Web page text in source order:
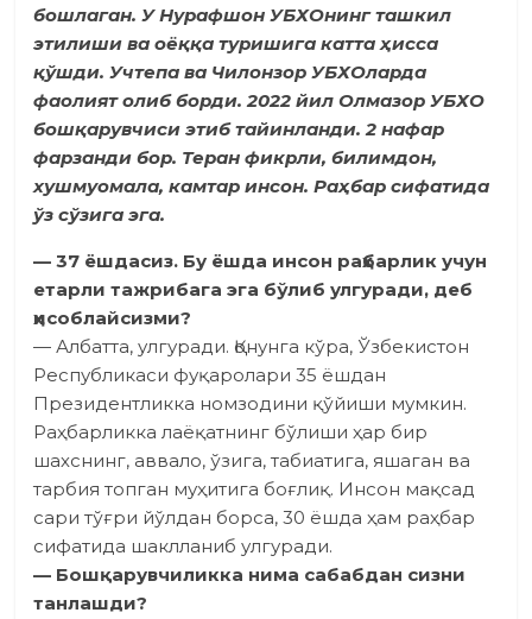
бошлаган. У Нурафшон УБХОнинг ташкил
этилиши ва оёққа туришига катта ҳисса
қўшди. Учтепа ва Чилонзор УБХОларда
фаолият олиб борди. 2022 йил Олмазор УБХО
бошқарувчиси этиб тайинланди. 2 нафар
фарзанди бор. Теран фикрли, билимдон,
хушмуомала, камтар инсон. Раҳбар сифатида
ўз сўзига эга.
— 37 ёшдасиз. Бу ёшда инсон раҳбарлик учун
етарли тажрибага эга бўлиб улгуради, деб
ҳисоблайсизми?
— Албатта, улгуради. Қонунга кўра, Ўзбекистон
Республикаси фуқаролари 35 ёшдан
Президентликка номзодини қўйиши мумкин.
Раҳбарликка лаёқатнинг бўлиши ҳар бир
шахснинг, аввало, ўзига, табиатига, яшаган ва
тарбия топган муҳитига боғлиқ. Инсон мақсад
сари тўғри йўлдан борса, 30 ёшда ҳам раҳбар
сифатида шаклланиб улгуради.
— Бошқарувчиликка нима сабабдан сизни
танлашди?